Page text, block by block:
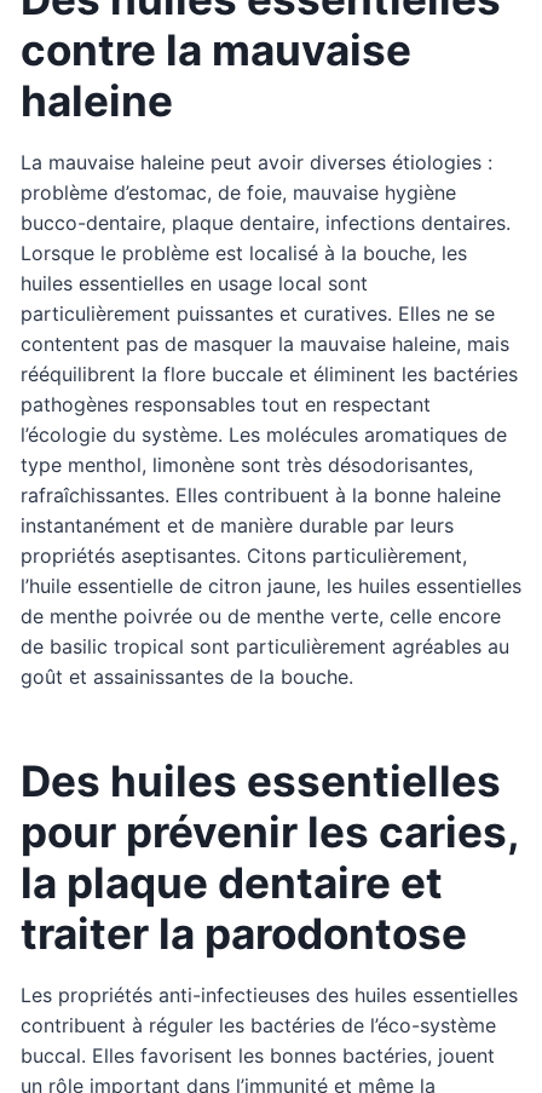
contre la mauvaise
haleine
La mauvaise haleine peut avoir diverses étiologies :
problème d’estomac, de foie, mauvaise hygiène
bucco-dentaire, plaque dentaire, infections dentaires.
Lorsque le problème est localisé à la bouche, les
huiles essentielles en usage local sont
particulièrement puissantes et curatives. Elles ne se
contentent pas de masquer la mauvaise haleine, mais
rééquilibrent la flore buccale et éliminent les bactéries
pathogènes responsables tout en respectant
l’écologie du système. Les molécules aromatiques de
type menthol, limonène sont très désodorisantes,
rafraîchissantes. Elles contribuent à la bonne haleine
instantanément et de manière durable par leurs
propriétés aseptisantes. Citons particulièrement,
l’huile essentielle de citron jaune, les huiles essentielles
de menthe poivrée ou de menthe verte, celle encore
de basilic tropical sont particulièrement agréables au
goût et assainissantes de la bouche.
Des huiles essentielles
pour prévenir les caries,
la plaque dentaire et
traiter la parodontose
Les propriétés anti-infectieuses des huiles essentielles
contribuent à réguler les bactéries de l’éco-système
buccal. Elles favorisent les bonnes bactéries, jouent
un rôle important dans l’immunité et même la